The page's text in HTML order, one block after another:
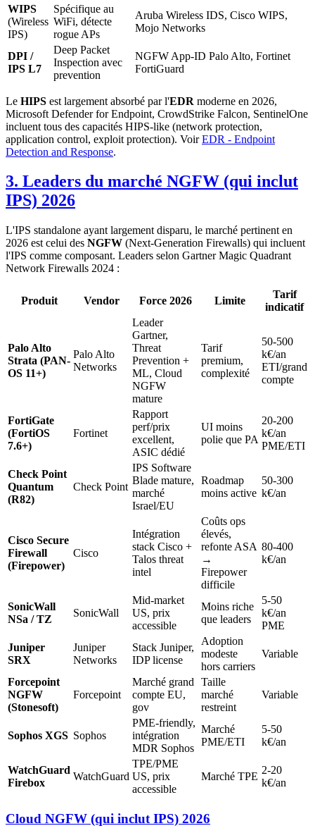
WIPS
(Wireless
IPS)
Spécifique au
WiFi, détecte
rogue APs
Aruba Wireless IDS, Cisco WIPS,
Mojo Networks
DPI /
IPS L7
Deep Packet
Inspection avec
prevention
NGFW App-ID Palo Alto, Fortinet
FortiGuard
Le HIPS est largement absorbé par l'EDR moderne en 2026,
Microsoft Defender for Endpoint, CrowdStrike Falcon, SentinelOne
incluent tous des capacités HIPS-like (network protection,
application control, exploit protection). VoirEDR - Endpoint
Detection and Response.
3. Leaders du marché NGFW (qui inclut
IPS) 2026
L'IPS standalone ayant largement disparu, le marché pertinent en
2026 est celui des NGFW (Next-Generation Firewalls) qui incluent
l'IPS comme composant. Leaders selon Gartner Magic Quadrant
Network Firewalls 2024 :
Produit Vendor Force 2026 Limite
Tarif
indicatif
Palo Alto
Strata (PAN-
OS 11+)
Palo Alto
Networks
Leader
Gartner,
Threat
Prevention +
ML, Cloud
NGFW
mature
Tarif
premium,
complexité
50-500
k€/an
ETI/grand
compte
FortiGate
(FortiOS
7.6+)
Fortinet
Rapport
perf/prix
excellent,
ASIC dédié
UI moins
polie que PA
20-200
k€/an
PME/ETI
Check Point
Quantum
(R82)
Check Point
IPS Software
Blade mature,
marché
Israel/EU
Roadmap
moins active
50-300
k€/an
Cisco Secure
Firewall
(Firepower)
Cisco
Intégration
stack Cisco +
Talos threat
intel
Coûts ops
élevés,
refonte ASA
→
Firepower
difficile
80-400
k€/an
SonicWall
NSa / TZ
SonicWall
Mid-market
US, prix
accessible
Moins riche
que leaders
5-50
k€/an
PME
Juniper
SRX
Juniper
Networks
Stack Juniper,
IDP license
Adoption
modeste
hors carriers
Variable
Forcepoint
NGFW
(Stonesoft)
Forcepoint
Marché grand
compte EU,
gov
Taille
marché
restreint
Variable
Sophos XGS Sophos
PME-friendly,
intégration
MDR Sophos
Marché
PME/ETI
5-50
k€/an
WatchGuard
Firebox
WatchGuard
TPE/PME
US, prix
accessible
Marché TPE
2-20
k€/an
Cloud NGFW (qui inclut IPS) 2026